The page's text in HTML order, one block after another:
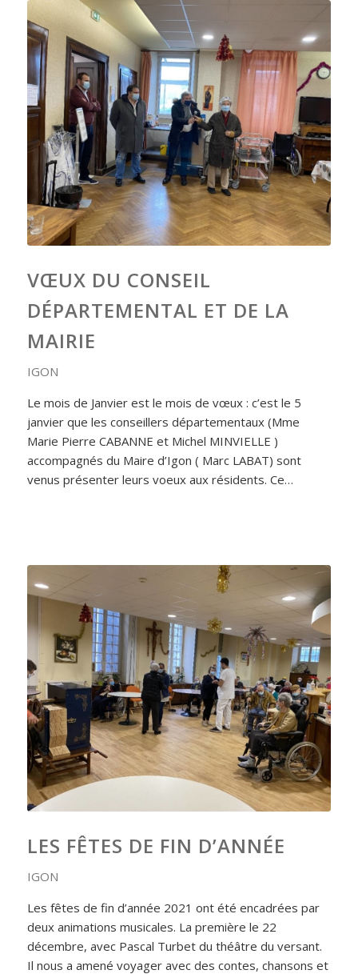
VŒUX DU CONSEIL
DÉPARTEMENTAL ET DE LA
MAIRIE
IGON
Le mois de Janvier est le mois de vœux : c’est le 5
janvier que les conseillers départementaux (Mme
Marie Pierre CABANNE et Michel MINVIELLE )
accompagnés du Maire d’Igon ( Marc LABAT) sont
venus présenter leurs voeux aux résidents. Ce…
LES FÊTES DE FIN D’ANNÉE
IGON
Les fêtes de fin d’année 2021 ont été encadrées par
deux animations musicales. La première le 22
décembre, avec Pascal Turbet du théâtre du versant.
Il nous a amené voyager avec des contes, chansons et